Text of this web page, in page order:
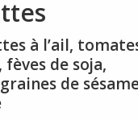
à l’ail,
fèves de soja,
de